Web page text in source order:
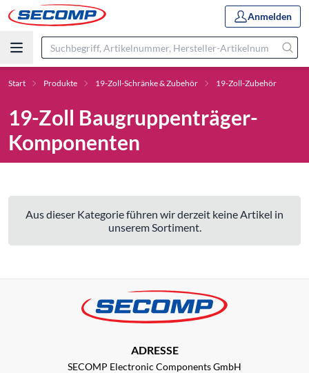
Anmelden
Start Produkte 19-Zoll-Schränke & Zubehör 19-Zoll-Zubehör
19-Zoll Baugruppenträger-
Komponenten
Aus dieser Kategorie führen wir derzeit keine Artikel in
unserem Sortiment.
ADRESSE
SECOMP Electronic Components GmbH